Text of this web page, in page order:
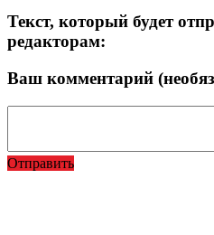
Текст, который будет
редакторам:
Ваш комментарий
Отправить